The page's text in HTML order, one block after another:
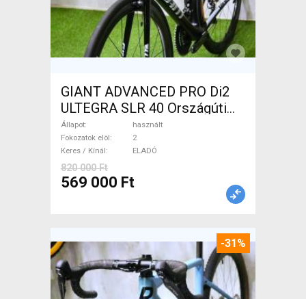
GIANT ADVANCED PRO Di2
ULTEGRA SLR 40 Országúti
használt ELADÓ
Állapot
használt
Fokozatok elöl
2
Keres / Kínál
ELADÓ
820 000 Ft
569 000 Ft
-31%